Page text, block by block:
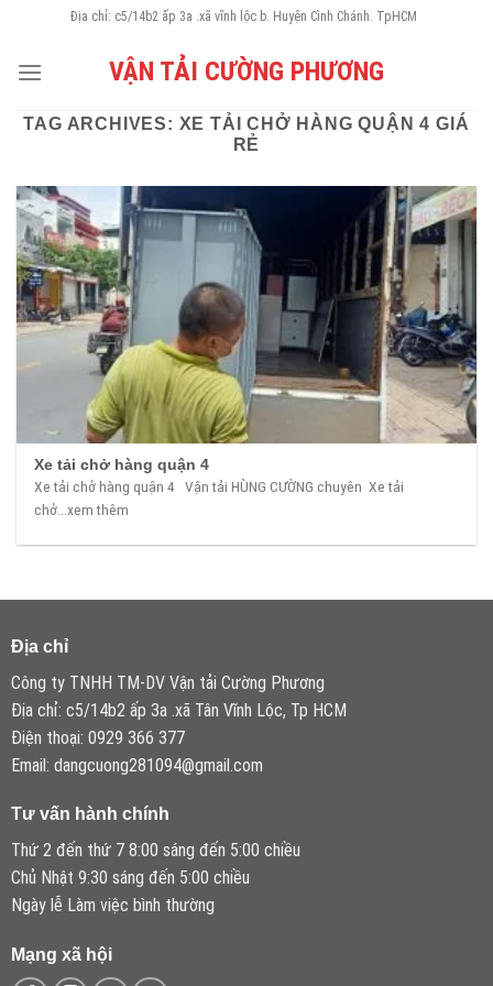
content
Địa chỉ: c5/14b2 ấp 3a .xã vĩnh lộc b. Huyện Cình Chánh. TpHCM
VẬN TẢI CƯỜNG PHƯƠNG
TAG ARCHIVES: XE TẢI CHỞ HÀNG QUẬN 4 GIÁ
RẺ
Xe tải chở hàng quận 4
Xe tải chở hàng quận 4 Vận tải HÙNG CƯỜNG chuyên Xe tải
chở...xem thêm
Địa chỉ
Công ty TNHH TM-DV Vận tải Cường Phương
Địa chỉ: c5/14b2 ấp 3a .xã Tân Vĩnh Lộc, Tp HCM
Điện thoại: 0929 366 377
Email: dangcuong281094@gmail.com
Tư vấn hành chính
Thứ 2 đến thứ 7 8:00 sáng đến 5:00 chiều
Chủ Nhật 9:30 sáng đến 5:00 chiều
Ngày lễ Làm việc bình thường
Mạng xã hội